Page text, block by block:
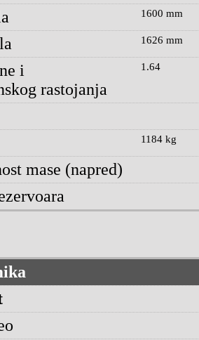
1600 mm
1626 mm
1.64
i
rastojanja
1184 kg
mase (napred)